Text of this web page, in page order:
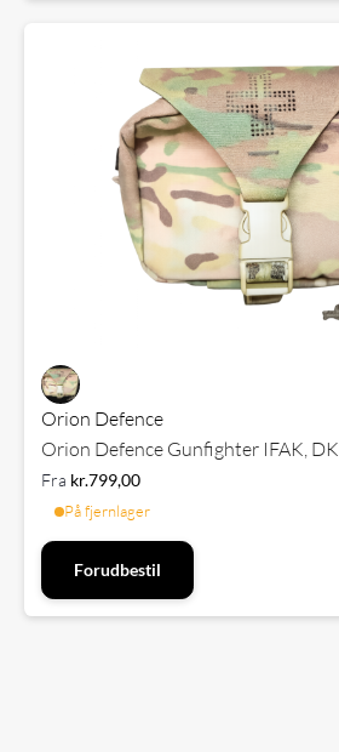
Orion Defence
Orion Defence Gunfighter IFAK, DK
Fra kr.799,00
På fjernlager
Forudbestil